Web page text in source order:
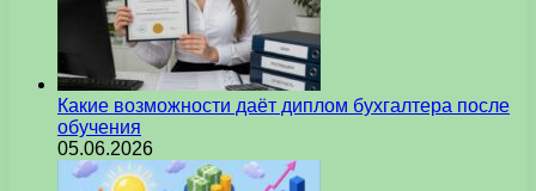
Какие возможности даёт диплом бухгалтера после
обучения
05.06.2026